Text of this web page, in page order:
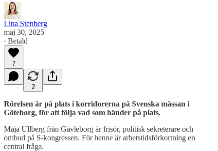
Lina Stenberg
maj 30, 2025
∙ Betald
7
2
Rörelsen är på plats i korridorerna på Svenska mässan i
Göteborg, för att följa vad som händer på plats.
Maja Ullberg från Gävleborg är frisör, politisk sekreterare och
ombud på S-kongressen. För henne är arbetstidsförkortning en
central fråga.